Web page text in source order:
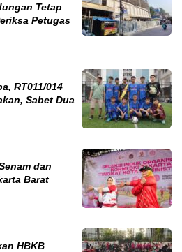
Tetap
Petugas
RT011/014
Sabet Dua
dan
Barat
HBKB